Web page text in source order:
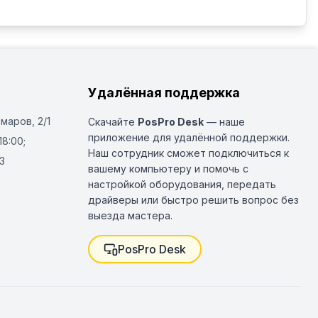
2/1
Удалённая поддержка
Скачайте PosPro Desk — наше
приложение для удалённой поддержки.
Наш сотрудник сможет подключиться к
вашему компьютеру и помочь с
настройкой оборудования, передать
драйверы или быстро решить вопрос без
выезда мастера.
PosPro Desk